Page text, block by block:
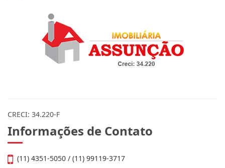
CRECI: 34.220-F
Informações de Contato
(11) 4351-5050 / (11) 99119-3717